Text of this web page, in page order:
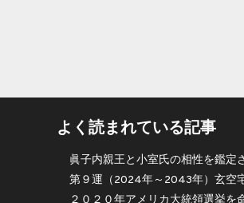
よく読まれている記事
眞子内親王と小室氏の相性を鑑定
第９運（2024年～2043年）玄空
２０２０年アメリカ大統領選挙を